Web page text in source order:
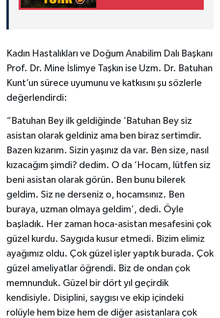
Kadın Hastalıkları ve Doğum Anabilim Dalı Başkanı
Prof. Dr. Mine İslimye Taşkın ise Uzm. Dr. Batuhan
Kunt’un sürece uyumunu ve katkısını şu sözlerle
değerlendirdi:
“Batuhan Bey ilk geldiğinde ‘Batuhan Bey siz
asistan olarak geldiniz ama ben biraz sertimdir.
Bazen kızarım. Sizin yaşınız da var. Ben size, nasıl
kızacağım şimdi? dedim. O da ‘Hocam, lütfen siz
beni asistan olarak görün. Ben bunu bilerek
geldim. Siz ne derseniz o, hocamsınız. Ben
buraya, uzman olmaya geldim’, dedi. Öyle
başladık. Her zaman hoca-asistan mesafesini çok
güzel kurdu. Saygıda kusur etmedi. Bizim elimiz
ayağımız oldu. Çok güzel işler yaptık burada. Çok
güzel ameliyatlar öğrendi. Biz de ondan çok
memnunduk. Güzel bir dört yıl geçirdik
kendisiyle. Disiplini, saygısı ve ekip içindeki
rolüyle hem bize hem de diğer asistanlara çok